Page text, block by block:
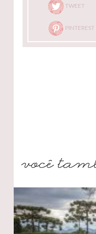
TWEET
PINTEREST